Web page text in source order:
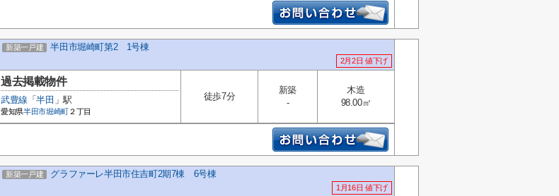
新築一戸建 半田市堀崎町第2 1号棟
2月2日 値下げ
過去掲載物件
武豊線 「半田 」駅
愛知県半田市堀崎町 ２丁目
徒歩7分
新築
-
木造
98.00㎡
新築一戸建 グラファーレ半田市住吉町2期7棟 6号棟
1月16日 値下げ